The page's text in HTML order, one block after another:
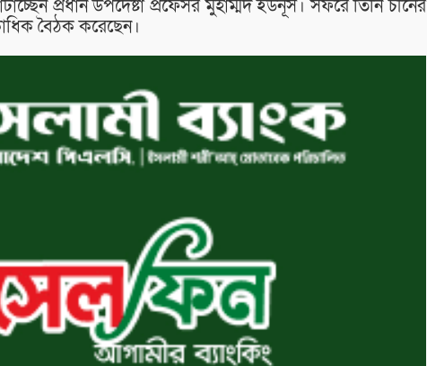
প্রধান উপদেষ্টা প্রফেসর মুহাম্মদ ইউনূস। সফরে তিনি চীনের
বৈঠক করেছেন।